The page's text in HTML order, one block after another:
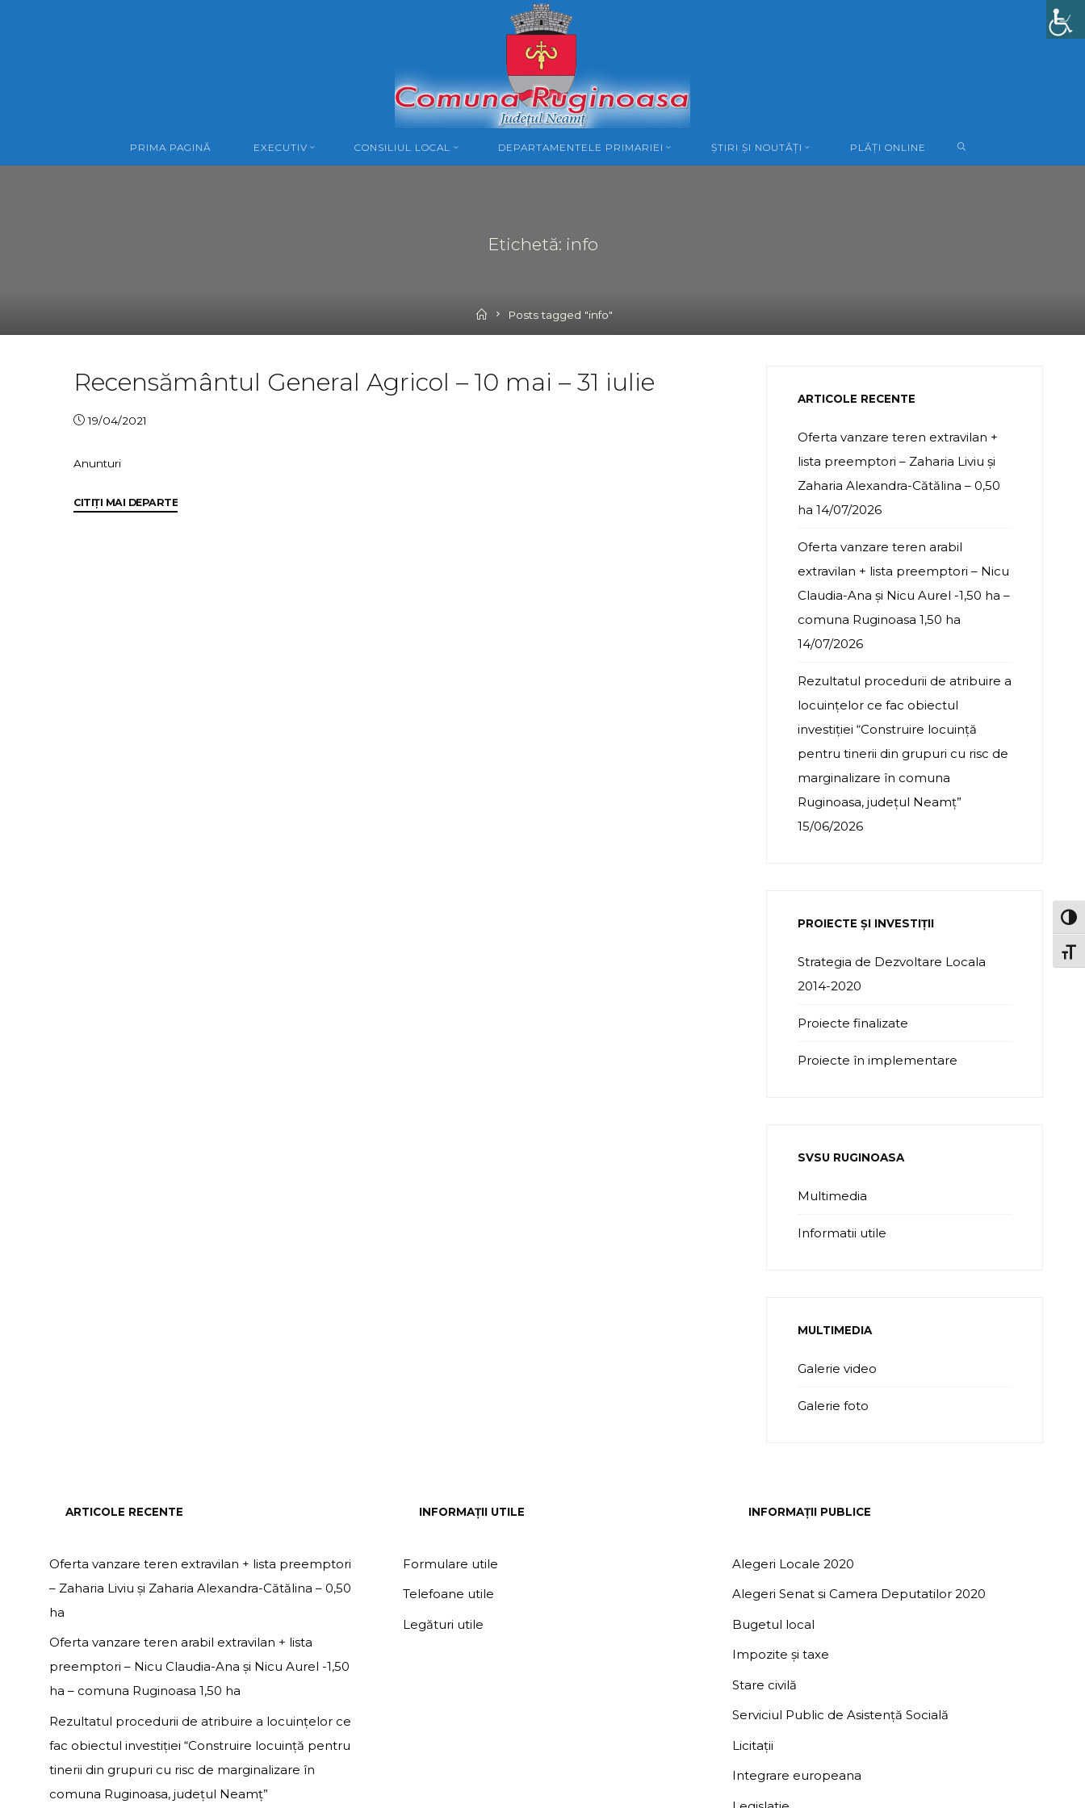
PRIMA PAGINĂ EXECUTIV CONSILIUL LOCAL DEPARTAMENTELE PRIMARIEI ȘTIRI ȘI NOUTĂȚI PLĂȚI ONLINE
Etichetă: info
HomePosts tagged "info"
Recensământul General Agricol – 10 mai – 31 iulie
19/04/2021
Anunturi
CITIȚI MAI DEPARTE"Recensământul
ARTICOLE RECENTE
Oferta vanzare teren extravilan +
lista preemptori – Zaharia Liviu și
Zaharia Alexandra-Cătălina – 0,50
ha 14/07/2026
Oferta vanzare teren arabil
extravilan + lista preemptori – Nicu
Claudia-Ana și Nicu Aurel -1,50 ha –
comuna Ruginoasa 1,50 ha
14/07/2026
Rezultatul procedurii de atribuire a
locuințelor ce fac obiectul
investiției “Construire locuință
pentru tinerii din grupuri cu risc de
marginalizare în comuna
Ruginoasa, județul Neamț”
15/06/2026
PROIECTE ȘI INVESTIȚII
Strategia de Dezvoltare Locala
2014-2020
Proiecte finalizate
Proiecte în implementare
SVSU RUGINOASA
Multimedia
Informatii utile
MULTIMEDIA
Galerie video
Galerie foto
ARTICOLE RECENTE
Oferta vanzare teren extravilan + lista preemptori
– Zaharia Liviu și Zaharia Alexandra-Cătălina – 0,50
ha
Oferta vanzare teren arabil extravilan + lista
preemptori – Nicu Claudia-Ana și Nicu Aurel -1,50
ha – comuna Ruginoasa 1,50 ha
Rezultatul procedurii de atribuire a locuințelor ce
fac obiectul investiției “Construire locuință pentru
tinerii din grupuri cu risc de marginalizare în
comuna Ruginoasa, județul Neamț”
INFORMAȚII UTILE
Formulare utile
Telefoane utile
Legături utile
INFORMAȚII PUBLICE
Alegeri Locale 2020
Alegeri Senat si Camera Deputatilor 2020
Bugetul local
Impozite și taxe
Stare civilă
Serviciul Public de Asistență Socială
Licitații
Integrare europeana